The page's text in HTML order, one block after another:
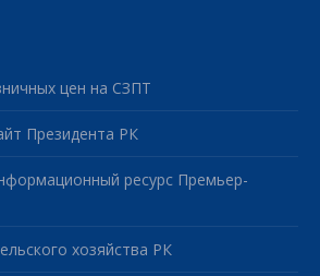
цен на СЗПТ
Президента РК
ресурс Премьер-
хозяйства РК